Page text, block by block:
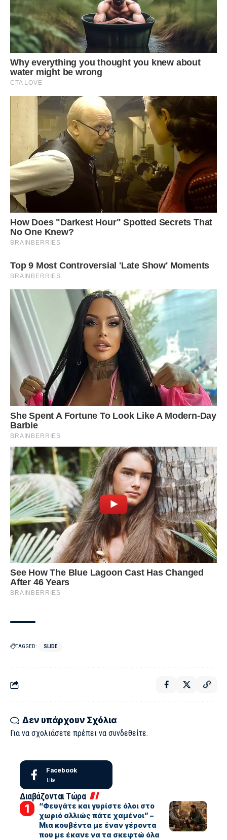
TAGGED: SLIDE
Δεν υπάρχουν Σχόλια
Για να σχολιάσετε πρέπει να συνδεθείτε.
Facebook
Like
Διαβάζονται Τώρα
“Φευγάτε και γυρίστε όλοι στο
χωριό αλλιώς πάτε χαμένοι” –
Μια κουβέντα με έναν γέροντα
που με έκανε να τα σκεφτώ όλα